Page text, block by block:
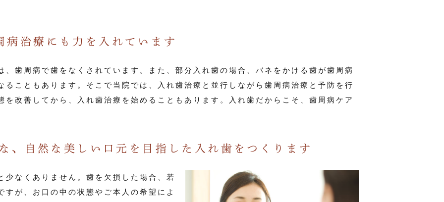
病治療にも力を入れています
、歯周病で歯をなくされています。また、部分入れ歯の場合、バネをかける歯が歯周病
ることもあります。そこで当院では、入れ歯治療と並行しながら歯周病治療と予防を行
を改善してから、入れ歯治療を始めることもあります。入れ歯だからこそ、歯周病ケア
、自然な美しい口元を目指した入れ歯をつくります
少なくありません。歯を欠損した場合、若
が、お口の中の状態やご本人の希望によ